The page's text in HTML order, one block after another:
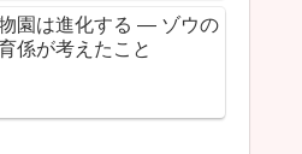
園は進化する ― ゾウの
係が考えたこと